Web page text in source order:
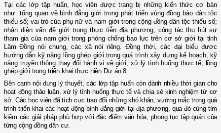
Tại các lớp tập huấn, học viên được trang bị những kiến thức cơ bản
như: tổng quan về bình đẳng giới trong phát triển vùng đồng bào dân tộc
thiểu số; vai trò của phụ nữ và nam giới trong cộng đồng dân tộc thiểu số;
nhận diện vấn đề giới trong thực tiễn địa phương; công tác thu hút sự
tham gia của nam giới trong phòng chống bạo lực trên cơ sở giới tại tỉnh
Lâm Đồng nói chung, các xã nói riêng.
Đồng thời, các đại biểu được
hướng dẫn kỹ năng lồng ghép giới trongquá trìnhxây dựng kế hoạch, kỹ
năng truyền thông thay đổi hành vi về giới; xử lý tình huống thực tế; lồng
ghép giới trong triển khai thực hiện Dự án 8.
Bên cạnh nội dung lý thuyết, các lớp tập huấn còn dành nhiều thời gian cho
hoạt động thảo luận, xử lý tình huống thực tế và chia sẻ kinh nghiệm từ cơ
sở. Các học viên đã tích cực trao đổi những khó khăn, vướng mắc trong quá
trình triển khai các hoạt động bình đẳng giới tại địa phương, qua đó cùng tìm
kiếm các giải pháp phù hợp với đặc điểm văn hóa, phong tục tập quán của
từng cộng đồng dân cư.